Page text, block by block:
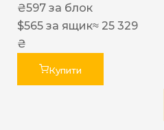
₴597 за блок
$565 за ящик≈ 25 329
₴
Купити